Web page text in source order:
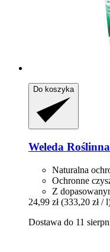
Do koszyka
Weleda
Naturalna
Ochronne
Z
24,99 zł (333,20 zł /
Dostawa do 11